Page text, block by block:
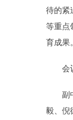
待的紧
等重点
育成果
会议
副中
毅、倪